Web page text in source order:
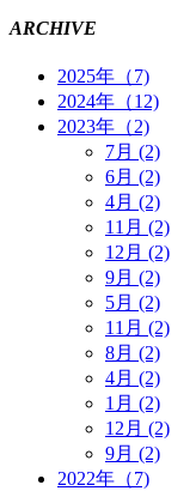
ARCHIVE
2025年（7)
2024年（12)
2023年（2)
7月 (2)
6月 (2)
4月 (2)
11月 (2)
12月 (2)
9月 (2)
5月 (2)
11月 (2)
8月 (2)
4月 (2)
1月 (2)
12月 (2)
9月 (2)
2022年（7)